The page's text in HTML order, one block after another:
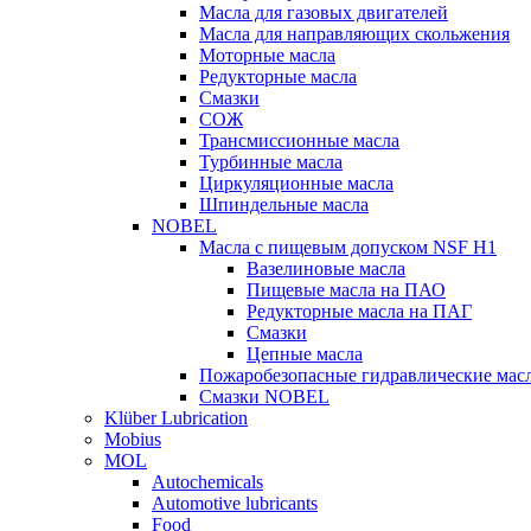
Масла для газовых двигателей
Масла для направляющих скольжения
Моторные масла
Редукторные масла
Смазки
СОЖ
Трансмиссионные масла
Турбинные масла
Циркуляционные масла
Шпиндельные масла
NOBEL
Масла с пищевым допуском NSF H1
Вазелиновые масла
Пищевые масла на ПАО
Редукторные масла на ПАГ
Смазки
Цепные масла
Пожаробезопасные гидравлические
Смазки NOBEL
Klüber Lubrication
Mobius
MOL
Autochemicals
Automotive lubricants
Food